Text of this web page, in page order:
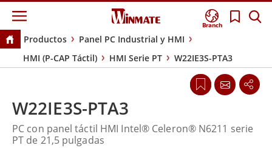
Branch
Productos
Panel PC Industrial y HMI
HMI (P-CAP Táctil)
HMI Serie PT W22IE3S-PTA3
W22IE3S-PTA3
PC con panel táctil HMI Intel® Celeron® N6211 serie
PT de 21,5 pulgadas